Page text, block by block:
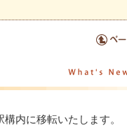
内に移転いたします。